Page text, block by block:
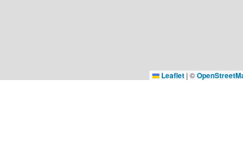
Leaflet | ©